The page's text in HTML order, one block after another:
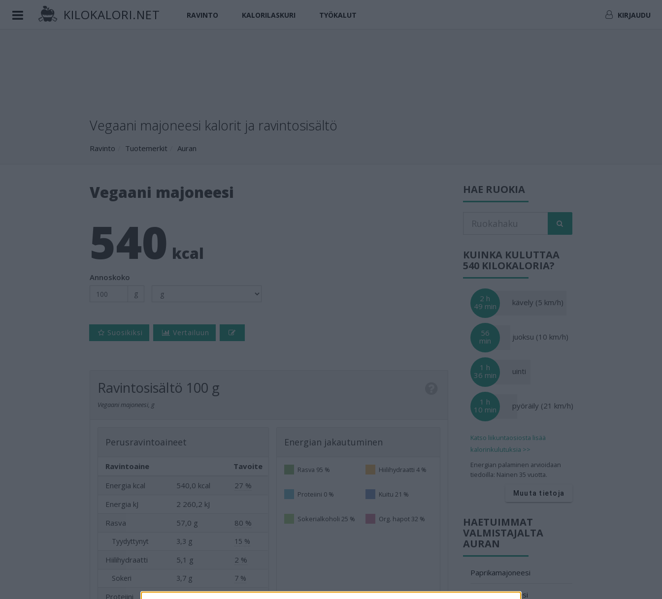
KILOKALORI.NET RAVINTO KALORILASKURI TYÖKALUT KIRJAUDU
Vegaani majoneesi kalorit ja ravintosisältö
Ravinto Tuotemerkit Auran
Vegaani majoneesi
540 kcal
Annoskoko
g
Suosikiksi Vertailuun
Ravintosisältö 100 g
Vegaani majoneesi, g
Perusravintoaineet
Ravintoaine
Tavoite
Energia kcal
540,0 kcal
27 %
Energia kJ
2 260,2 kJ
Rasva
57,0 g 80 %
Tyydyttynyt 3,3 g 15 %
Hiilihydraatti 5,1 g 2 %
Sokeri 3,7 g 7 %
Proteiini
Energian jakautuminen
Rasva 95 % Hiilihydraatti 4 %
Proteiini 0 % Kuitu 21 %
Sokerialkoholi 25 % Org. hapot 32 %
HAE RUOKIA
KUINKA KULUTTAA
540 KILOKALORIA?
2 h
49 min
kävely (5 km/h)
56
min
juoksu (10 km/h)
1 h
36 min
uinti
1 h
10 min
pyöräily (21 km/h)
Katso liikuntaosiosta lisää
kalorinkulutuksia >>
Energian palaminen arvioidaan
tiedoilla: Nainen 35 vuotta.
Muuta tietoja
HAETUIMMAT
VALMISTAJALTA
AURAN
Paprikamajoneesi
Kurkkumajoneesi